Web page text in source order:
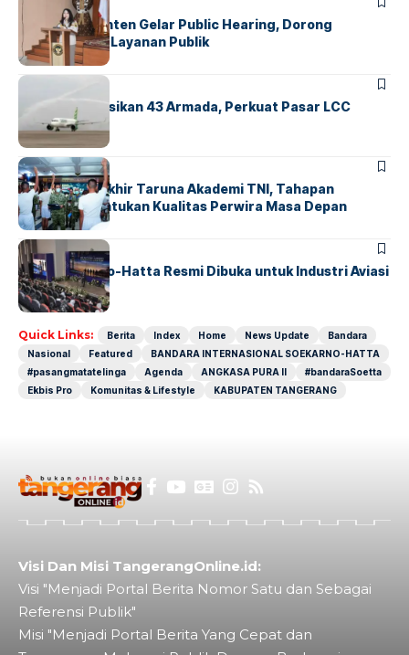
Karantina Banten Gelar Public Hearing, Dorong
Transparansi Layanan Publik
BANDARA
Citilink Operasikan 43 Armada, Perkuat Pasar LCC
Nasional
BERITA
Sidang Pantukhir Taruna Akademi TNI, Tahapan
Strategis Tentukan Kualitas Perwira Masa Depan
BANDARA BERITA
IALC Soekarno-Hatta Resmi Dibuka untuk Industri Aviasi
Dunia
Quick Links: Berita Index Home News Update
Bandara
Nasional
Featured
BANDARA INTERNASIONAL SOEKARNO-HATTA
#pasangmatatelinga
Agenda ANGKASA PURA II
#bandaraSoetta
Ekbis Pro
Komunitas & Lifestyle KABUPATEN TANGERANG
Visi Dan Misi TangerangOnline.id:
Visi "Menjadi Portal Berita Nomor Satu dan Sebagai
Referensi Publik"
Misi "Menjadi Portal Berita Yang Cepat dan